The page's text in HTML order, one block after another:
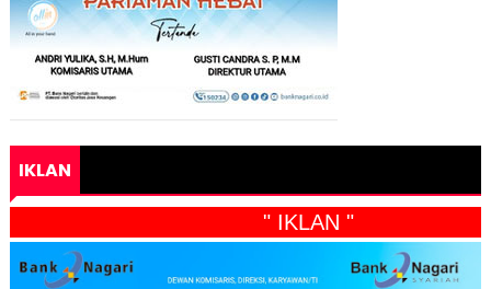
IKLAN
" IKLAN "